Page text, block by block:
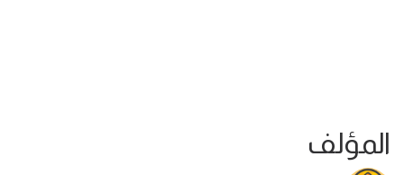
المؤلف